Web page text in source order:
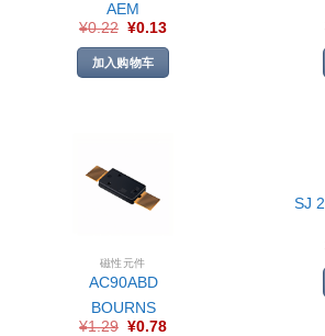
AEM
¥0.22 ¥0.13
加入购物车
磁性元件
AC90ABD
BOURNS
¥1.29 ¥0.78
SJ